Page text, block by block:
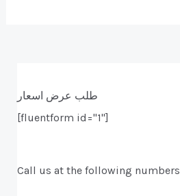
طلب عرض اسعار
[fluentform id="1"]
Call us at the following numbers